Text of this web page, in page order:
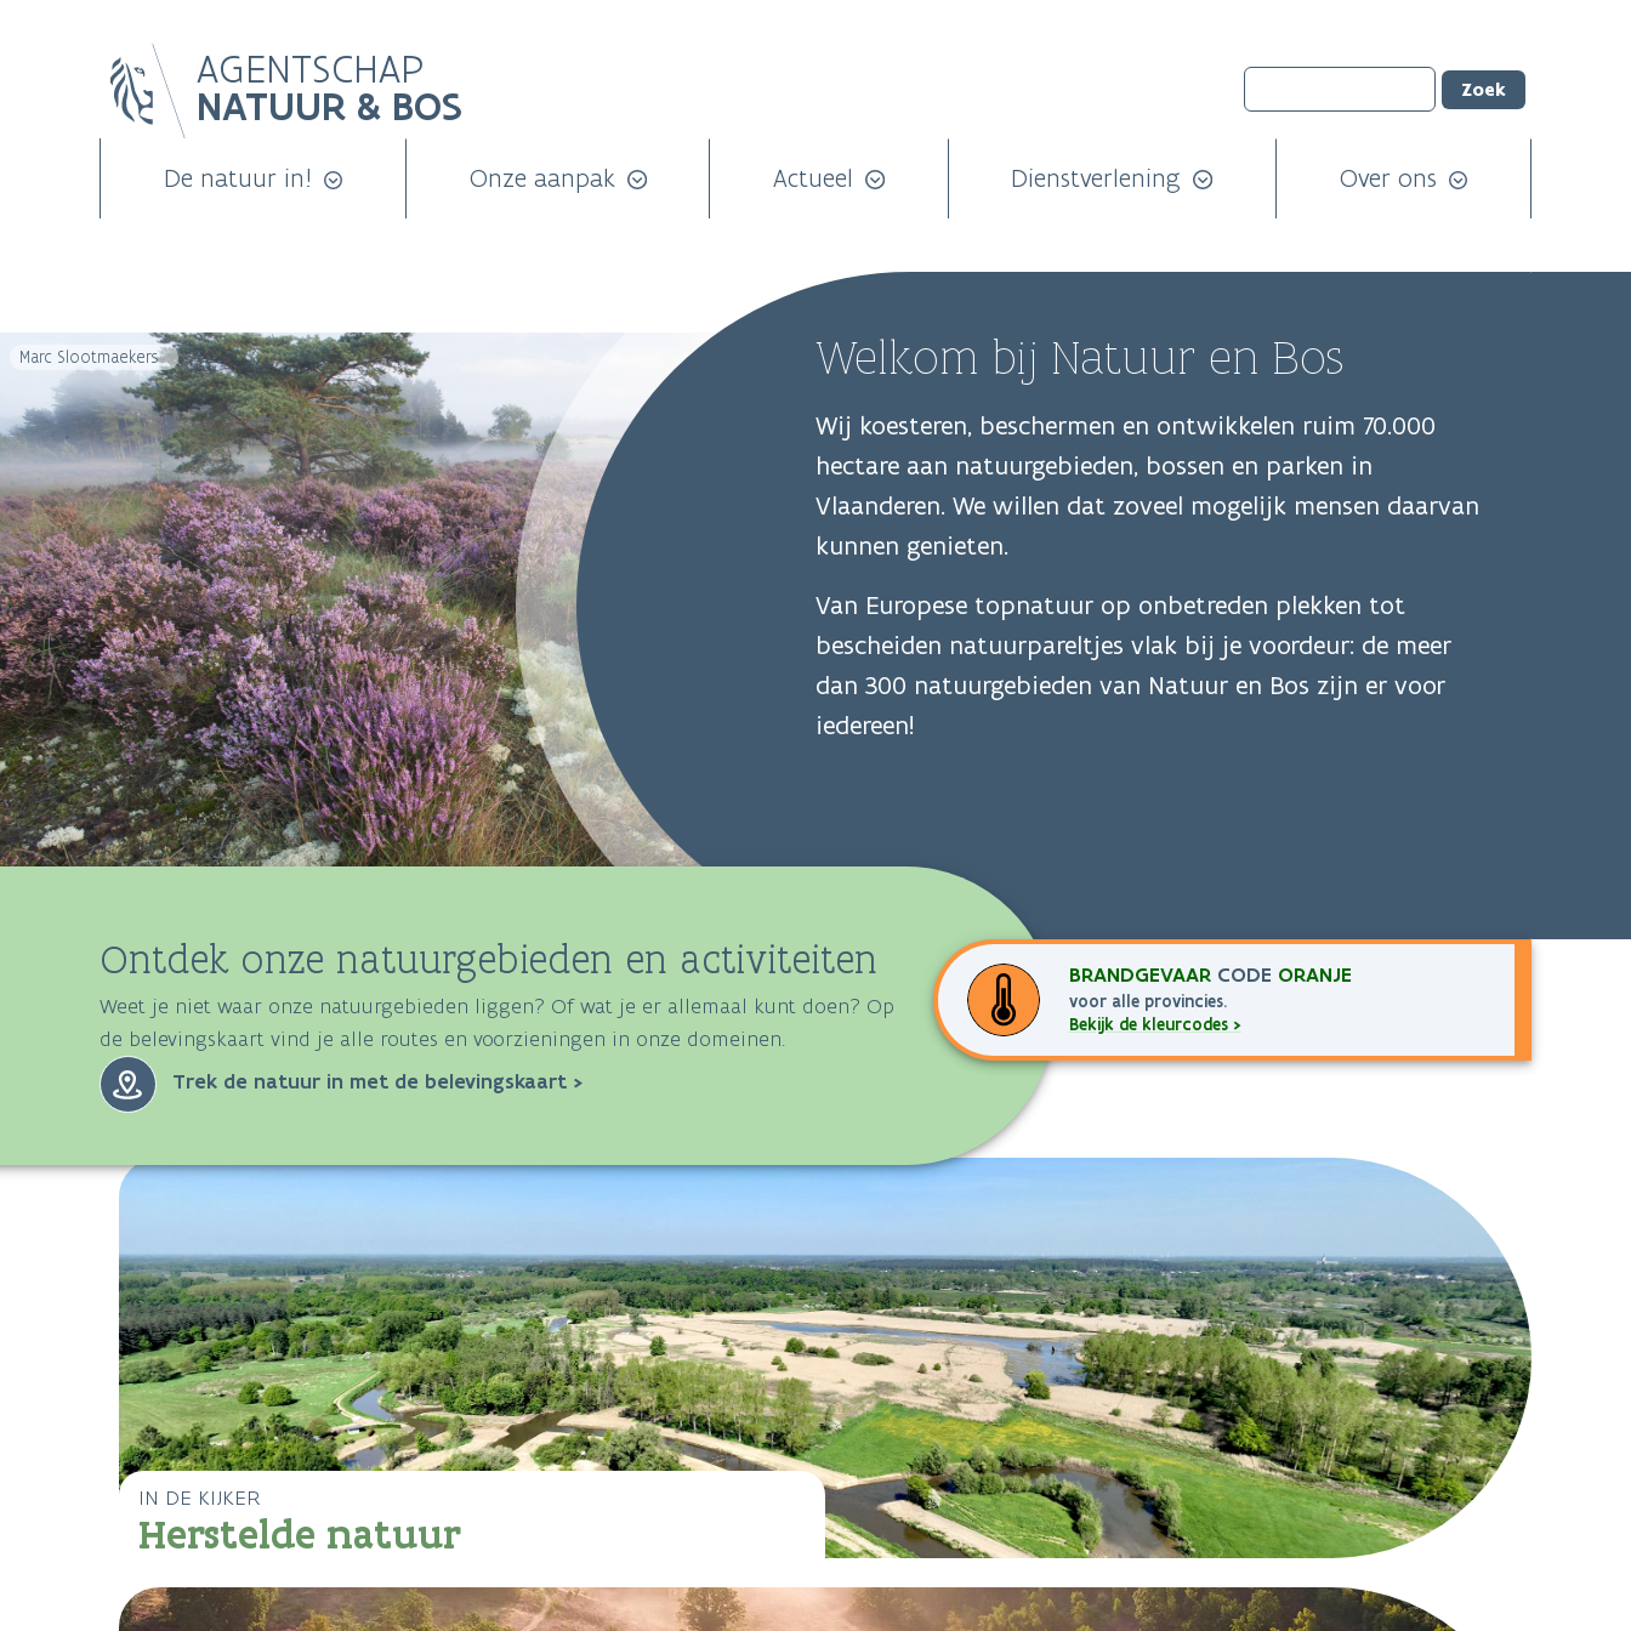
AGENTSCHAP
NATUUR & BOS
De natuur in! Onze aanpak Actueel Dienstverlening Over ons
Marc Slootmaekers Welkom bij Natuur en Bos
Wij koesteren, beschermen en ontwikkelen ruim 70.000
hectare aan natuurgebieden, bossen en parken in
Vlaanderen. We willen dat zoveel mogelijk mensen daarvan
kunnen genieten.
Van Europese topnatuur op onbetreden plekken tot
bescheiden natuurpareltjes vlak bij je voordeur: de meer
dan 300 natuurgebieden van Natuur en Bos zijn er voor
iedereen!
Ontdek onze natuurgebieden en activiteiten
Weet je niet waar onze natuurgebieden liggen? Of wat je er allemaal kunt doen? Op
de belevingskaart vind je alle routes en voorzieningen in onze domeinen.
Trek de natuur in met de belevingskaart >
BRANDGEVAAR CODE ORANJE
voor alle provincies.
Bekijk de kleurcodes >
IN DE KIJKER
Herstelde natuur